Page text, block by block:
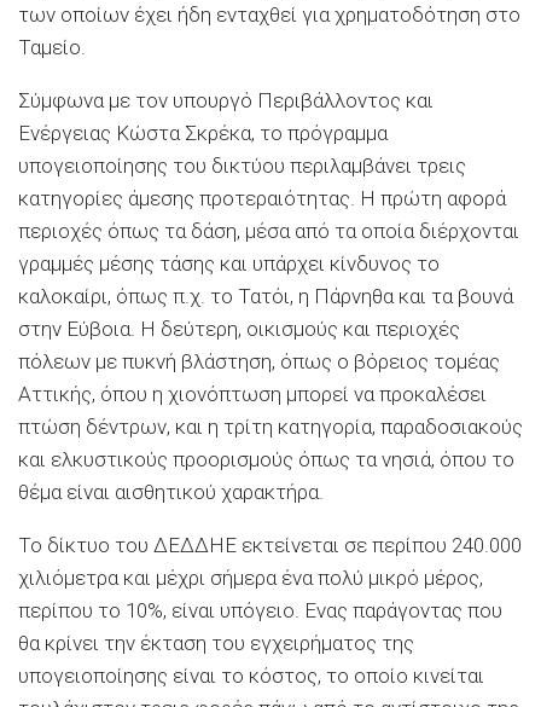
των οποίων έχει ήδη ενταχθεί για χρηματοδότηση στο
Ταμείο.
Σύμφωνα με τον υπουργό Περιβάλλοντος και
Ενέργειας Κώστα Σκρέκα, το πρόγραμμα
υπογειοποίησης του δικτύου περιλαμβάνει τρεις
κατηγορίες άμεσης προτεραιότητας. Η πρώτη αφορά
περιοχές όπως τα δάση, μέσα από τα οποία διέρχονται
γραμμές μέσης τάσης και υπάρχει κίνδυνος το
καλοκαίρι, όπως π.χ. το Τατόι, η Πάρνηθα και τα βουνά
στην Εύβοια. Η δεύτερη, οικισμούς και περιοχές
πόλεων με πυκνή βλάστηση, όπως ο βόρειος τομέας
Αττικής, όπου η χιονόπτωση μπορεί να προκαλέσει
πτώση δέντρων, και η τρίτη κατηγορία, παραδοσιακούς
και ελκυστικούς προορισμούς όπως τα νησιά, όπου το
θέμα είναι αισθητικού χαρακτήρα.
Το δίκτυο του ΔΕΔΔΗΕ εκτείνεται σε περίπου 240.000
χιλιόμετρα και μέχρι σήμερα ένα πολύ μικρό μέρος,
περίπου το 10%, είναι υπόγειο. Ενας παράγοντας που
θα κρίνει την έκταση του εγχειρήματος της
υπογειοποίησης είναι το κόστος, το οποίο κινείται